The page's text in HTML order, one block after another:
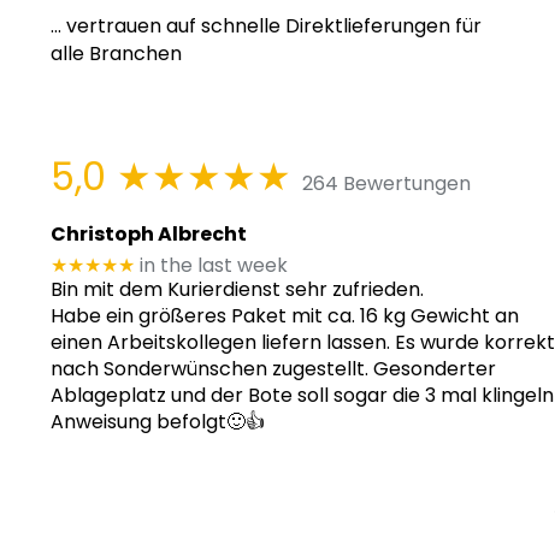
... vertrauen auf schnelle Direktlieferungen für
alle Branchen
5,0 ★★★★★ 264 Bewertungen
Christoph Albrecht
★★★★★ in the last week
Bin mit dem Kurierdienst sehr zufrieden.
Habe ein größeres Paket mit ca. 16 kg Gewicht an
einen Arbeitskollegen liefern lassen. Es wurde korrekt
nach Sonderwünschen zugestellt. Gesonderter
Ablageplatz und der Bote soll sogar die 3 mal klingeln
Anweisung befolgt🙂👍